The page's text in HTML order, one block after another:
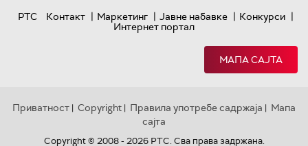
РТС
Контакт | Маркетинг | Јавне набавке | Конкурси |
Интернет портал
МАПА САЈТА
Приватност | Copyright | Правила употребе садржаја | Мапа
сајта
Copyright © 2008 - 2026 РТС. Сва права задржана.